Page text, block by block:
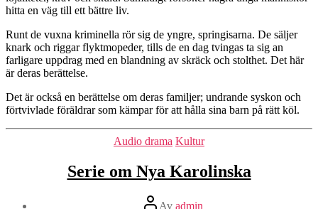
hitta en väg till ett bättre liv.
Runt de vuxna kriminella rör sig de yngre, springisarna. De säljer
knark och riggar flyktmopeder, tills de en dag tvingas ta sig an
farligare uppdrag med en blandning av skräck och stolthet. Det här
är deras berättelse.
Det är också en berättelse om deras familjer; undrande syskon och
förtvivlade föräldrar som kämpar för att hålla sina barn på rätt köl.
Kategorier
Audio drama Kultur
Serie om Nya Karolinska
Inläggsförfattare
Av admin